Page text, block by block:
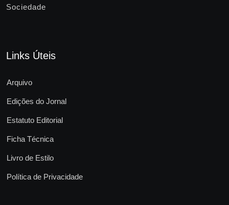
Sociedade
Links Úteis
Arquivo
Edições do Jornal
Estatuto Editorial
Ficha Técnica
Livro de Estilo
Política de Privacidade